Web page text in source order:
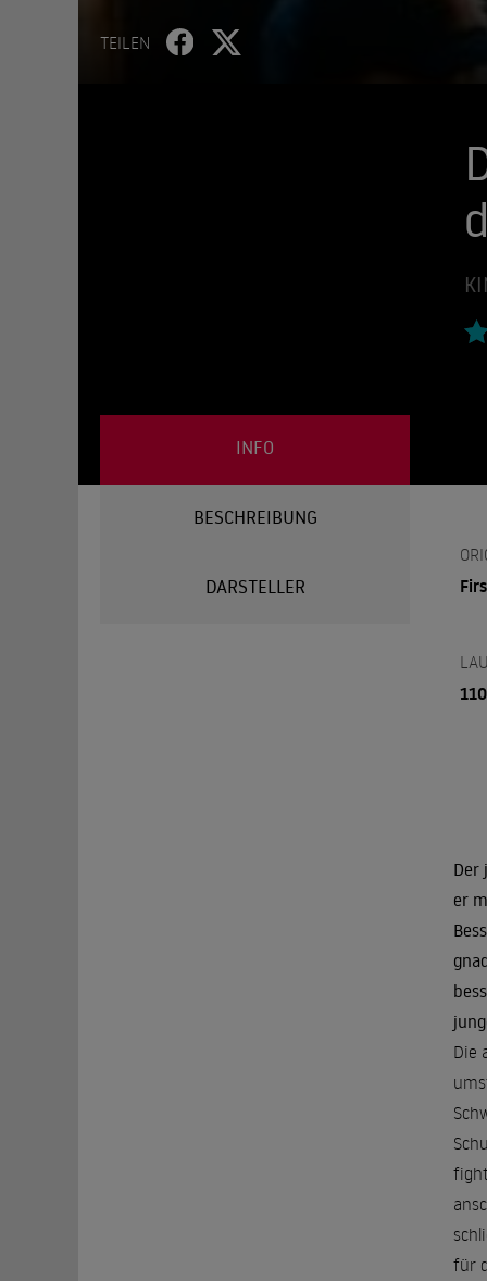
TEILEN
INFO
BESCHREIBUNG
DARSTELLER
Der
er
Die
für